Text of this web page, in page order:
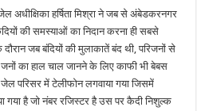
अधीक्षिका हर्षिता मिश्रा ने जब से अंबेडकरनगर
की समस्याओं का निदान करना ही सबसे
जब बंदियों की मुलाकातें बंद थी, परिजनों से
का हाल चाल जानने के लिए काफी भी बेबस
परिसर में टेलीफोन लगवाया गया जिसमें
गया है जो नंबर रजिस्टर है उस पर कैदी निशुल्क